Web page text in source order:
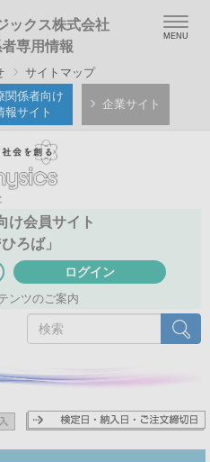
ックス株式会社
専用情報
サイトマップ
関係者向け
報サイト
企業サイト
け会員サイト
ろば」
ログイン
ンツのご案内
索
検索